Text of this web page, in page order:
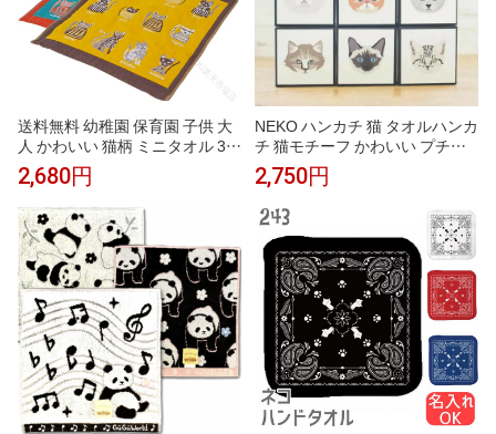
送料無料 幼稚園 保育園 子供 大
人 かわいい 猫柄 ミニタオル 30
×40cm 綿100％ ガーゼ 2枚セッ
ト タオル ハンカチ タオルハン
カチ
2,680円
NEKO ハンカチ 猫 タオルハンカ
チ 猫モチーフ かわいい プチギ
フト プレゼント 猫好き 女性 男
性 お礼 お返し クリスマス
2,750円